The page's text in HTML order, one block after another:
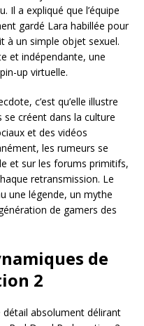
Il a expliqué que l’équipe
gardé Lara habillée pour
à un simple objet sexuel.
et indépendante, une
up virtuelle.
c’est qu’elle illustre
créent dans la culture
et des vidéos
les rumeurs se
et sur les forums primitifs,
retransmission. Le
une légende, un mythe
de gamers des
de
2
détail absolument délirant